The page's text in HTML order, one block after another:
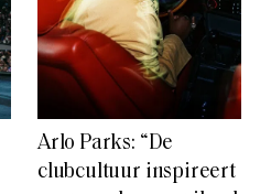
Arlo Parks: “De
clubcultuur inspireert